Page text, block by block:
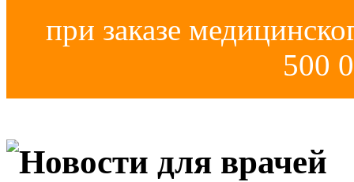
при заказе
500
Новости для врачей